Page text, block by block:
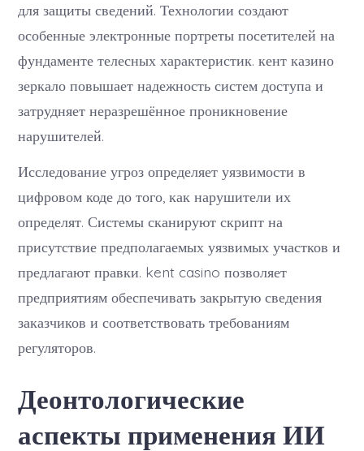
для защиты сведений. Технологии создают
особенные электронные портреты посетителей на
фундаменте телесных характеристик. кент казино
зеркало повышает надежность систем доступа и
затрудняет неразрешённое проникновение
нарушителей.
Исследование угроз определяет уязвимости в
цифровом коде до того, как нарушители их
определят. Системы сканируют скрипт на
присутствие предполагаемых уязвимых участков и
предлагают правки. kent casino позволяет
предприятиям обеспечивать закрытую сведения
заказчиков и соответствовать требованиям
регуляторов.
Деонтологические
аспекты применения ИИ